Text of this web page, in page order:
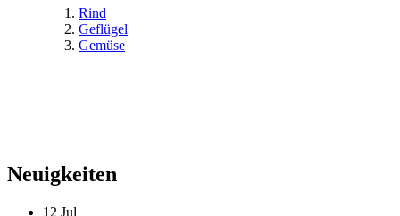
Rind
Geflügel
Gemüse
Neuigkeiten
12 Jul